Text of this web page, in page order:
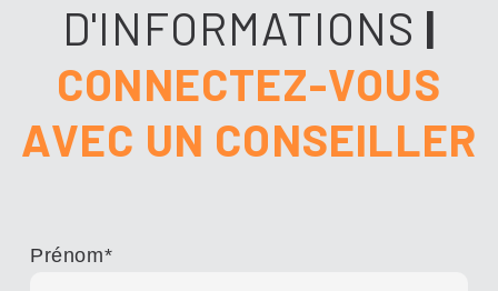
D'INFORMATIONS |
CONNECTEZ-VOUS
AVEC UN CONSEILLER
Prénom*